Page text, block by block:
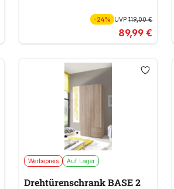
-24% UVP119,00 €
89,99 €
Werbepreis Auf Lager
Drehtürenschrank BASE 2